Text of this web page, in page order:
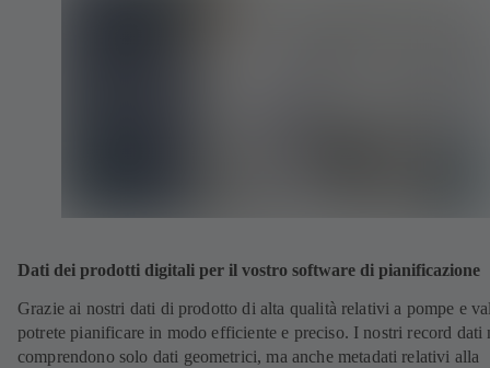
Dati dei prodotti digitali per il vostro software di pianificazione
Grazie ai nostri dati di prodotto di alta qualità relativi a pompe e
potrete pianificare in modo efficiente e preciso. I nostri record dati
comprendono solo dati geometrici, ma anche metadati relativi alla